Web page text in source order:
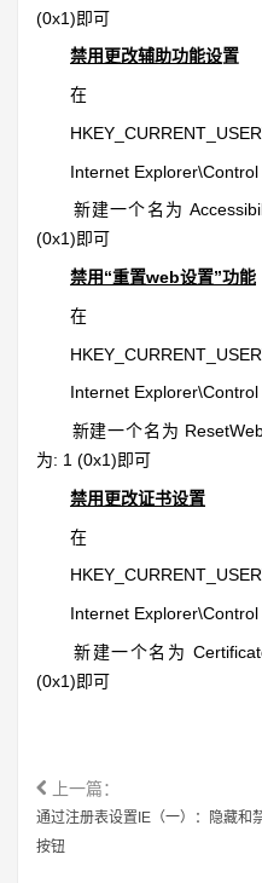
(0x1)即可
禁用更改辅助功能设置
在
Internet Explorer\Control
新建一个名为
(0x1)即可
禁用“重置web设置”功能
在
Internet Explorer\Control
新建一个名为
为: 1 (0x1)即可
禁用更改证书设置
在
Internet Explorer\Control
新建一个名为
(0x1)即可
上一篇：
通过注册表设置IE（一）：隐藏和
按钮